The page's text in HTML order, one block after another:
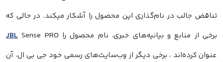
تناقض جالب در نام‌گذاری این محصول را آشکار میکند. در حالی که
برخی از منابع و بیانیه‌های خبری، نام محصول را
JBL Sense PRO
عنوان کرده‌اند ، برخی دیگر از وب‌سایت‌های رسمی خود جی بی ال، آن